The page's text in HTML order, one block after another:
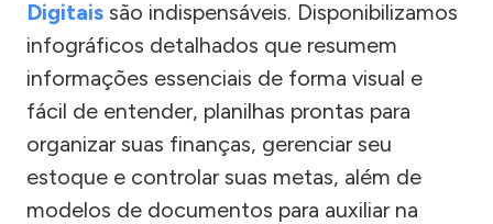
Digitais são indispensáveis. Disponibilizamos
infográficos detalhados que resumem
informações essenciais de forma visual e
fácil de entender, planilhas prontas para
organizar suas finanças, gerenciar seu
estoque e controlar suas metas, além de
modelos de documentos para auxiliar na